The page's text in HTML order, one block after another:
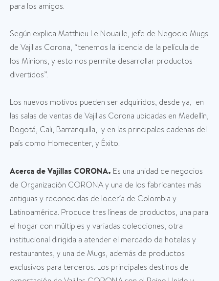
para los amigos.
Según explica Matthieu Le Nouaille, jefe de Negocio Mugs
de Vajillas Corona, “tenemos la licencia de la película de
los Minions, y esto nos permite desarrollar productos
divertidos”.
Los nuevos motivos pueden ser adquiridos, desde ya, en
las salas de ventas de Vajillas Corona ubicadas en Medellín,
Bogotá, Cali, Barranquilla, y en las principales cadenas del
país como Homecenter, y Éxito.
Acerca de Vajillas CORONA. Es una unidad de negocios
de Organización CORONA y una de los fabricantes más
antiguas y reconocidas de locería de Colombia y
Latinoamérica. Produce tres líneas de productos, una para
el hogar con múltiples y variadas colecciones, otra
institucional dirigida a atender el mercado de hoteles y
restaurantes, y una de Mugs, además de productos
exclusivos para terceros. Los principales destinos de